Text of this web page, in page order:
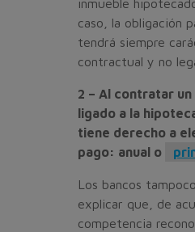
inmueble
caso, la obligación
tendrá siempre
contractual y no
2 – Al contratar un
ligado a la
tiene derecho a
pago: anual o
Los bancos
explicar que, de
competencia